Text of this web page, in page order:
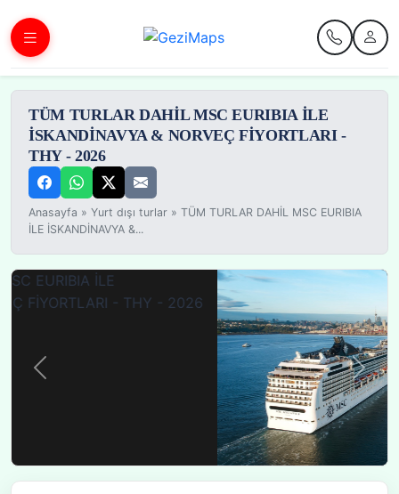
TÜM TURLAR DAHİL MSC EURIBIA İLE
İSKANDİNAVYA & NORVEÇ FİYORTLARI -
THY - 2026
Anasayfa »Yurt dışı turlar »TÜM TURLAR DAHİL MSC EURIBIA
İLE İSKANDİNAVYA &...